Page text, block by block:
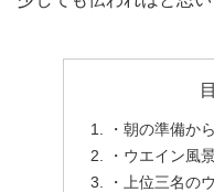
・朝の準備か
・ウエイン風
・上位三名の